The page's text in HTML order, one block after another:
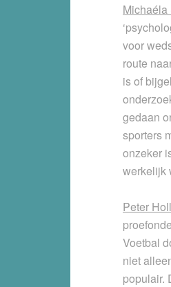
voor
route
is of
gedaan
sporters
onzeker
werkelijk
Peter
Voetbal
niet
populair.